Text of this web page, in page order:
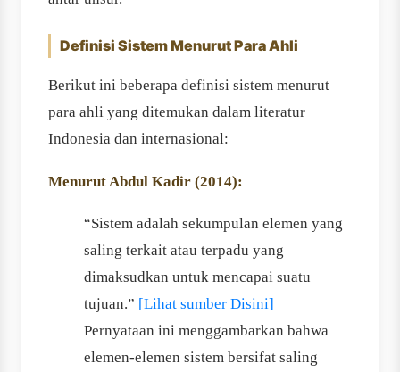
Definisi Sistem Menurut Para Ahli
Berikut ini beberapa definisi sistem menurut
para ahli yang ditemukan dalam literatur
Indonesia dan internasional:
Menurut Abdul Kadir (2014):
“Sistem adalah sekumpulan elemen yang
saling terkait atau terpadu yang
dimaksudkan untuk mencapai suatu
tujuan.” [Lihat sumber Disini]
Pernyataan ini menggambarkan bahwa
elemen-elemen sistem bersifat saling